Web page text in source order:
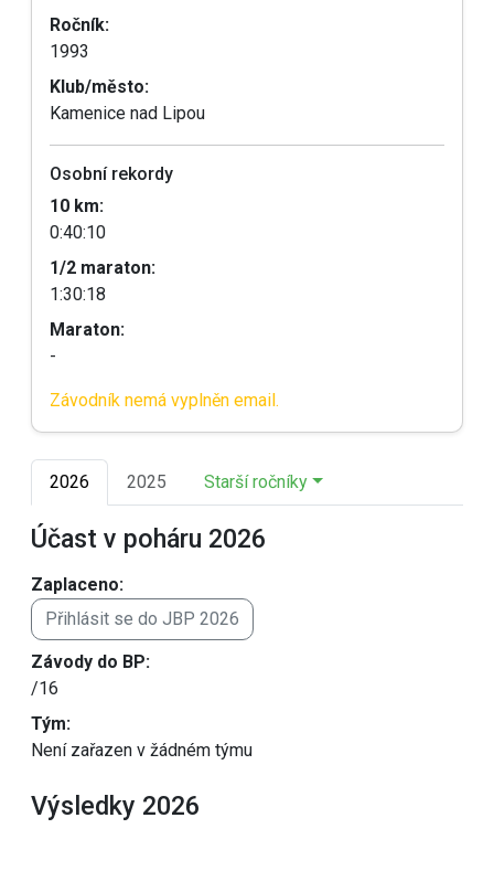
Ročník:
1993
Klub/město:
Kamenice nad Lipou
Osobní rekordy
10 km:
0:40:10
1/2 maraton:
1:30:18
Maraton:
-
Závodník nemá vyplněn email.
2026 2025 Starší ročníky
Účast v poháru 2026
Zaplaceno:
Přihlásit se do JBP 2026
Závody do BP:
/16
Tým:
Není zařazen v žádném týmu
Výsledky 2026